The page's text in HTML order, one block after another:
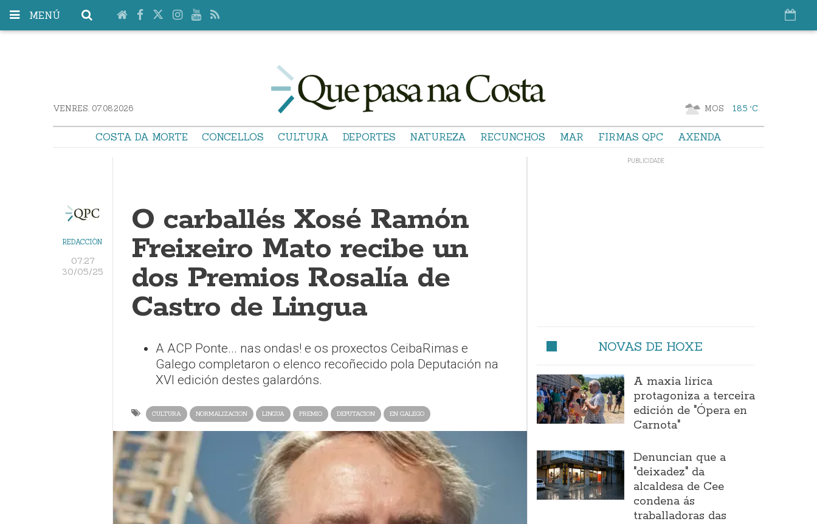
MENÚ
VENRES. 07.08.2026 MOS 18.5 °C
COSTA DA MORTE CONCELLOS CULTURA DEPORTES NATUREZA RECUNCHOS MAR FIRMAS QPC AXENDA
REDACCIÓN
07:27
30/05/25
O carballés Xosé Ramón
Freixeiro Mato recibe un
dos Premios Rosalía de
Castro de Lingua
A ACP Ponte... nas ondas! e os proxectos CeibaRimas e
Galego completaron o elenco recoñecido pola Deputación na
XVI edición destes galardóns​.
CULTURA NORMALIZACION LINGUA PREMIO DEPUTACION EN GALEGO
NOVAS DE HOXE
A maxia lírica
protagoniza a terceira
edición de "Ópera en
Carnota"
Denuncian que a
"deixadez" da
alcaldesa de Cee
condena ás
traballadoras das